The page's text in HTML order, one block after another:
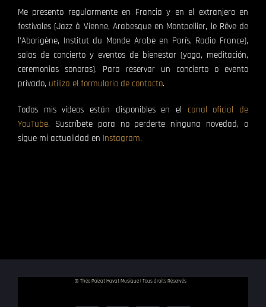
Me presento regularmente en Francia y en el extranjero en
festivales (Jazz à Vienne, Arabesque en Montpellier, le Rêve de
l’Aborigène, Institut du Monde Arabe en París, Radio France),
salas de concierto y eventos de bienestar (yoga, meditación,
ceremonias sonoras). Para reservar un concierto o evento
privado, utiliza el formulario de contacto.
Todos mis vídeos están disponibles en el canal oficial de
YouTube. Suscríbete para no perderte ninguna novedad, o
sigue mi actualidad en Instagram.
© Théo Poizat Hayat Musique | Tous droits Réservés